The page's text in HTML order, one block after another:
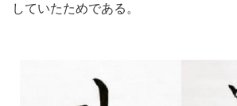
していたためである。